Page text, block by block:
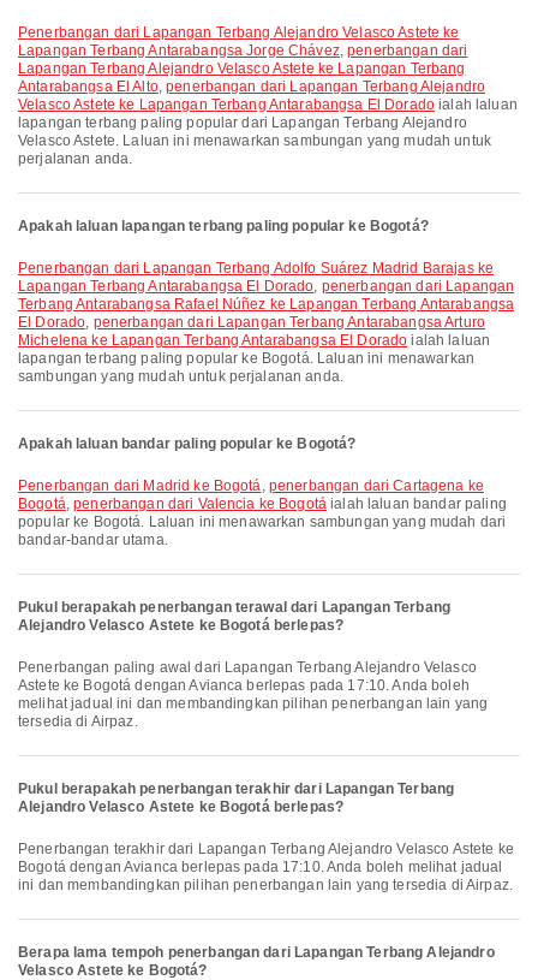
penerbangan dari Lapangan Terbang Alejandro Velasco Astete ke
Lapangan Terbang Antarabangsa Jorge Chávez,penerbangan dari
Lapangan Terbang Alejandro Velasco Astete ke Lapangan Terbang
Antarabangsa El Alto,penerbangan dari Lapangan Terbang Alejandro
Velasco Astete ke Lapangan Terbang Antarabangsa El Doradoialah laluan
lapangan terbang paling popular dari Lapangan Terbang Alejandro
Velasco Astete. Laluan ini menawarkan sambungan yang mudah untuk
perjalanan anda.
Apakah laluan lapangan terbang paling popular ke Bogotá?
penerbangan dari Lapangan Terbang Adolfo Suárez Madrid Barajas ke
Lapangan Terbang Antarabangsa El Dorado, penerbangan dari Lapangan
Terbang Antarabangsa Rafael Núñez ke Lapangan Terbang Antarabangsa
El Dorado, penerbangan dari Lapangan Terbang Antarabangsa Arturo
Michelena ke Lapangan Terbang Antarabangsa El Dorado ialah laluan
lapangan terbang paling popular ke Bogotá. Laluan ini menawarkan
sambungan yang mudah untuk perjalanan anda.
Apakah laluan bandar paling popular ke Bogotá?
penerbangan dari Madrid ke Bogotá, penerbangan dari Cartagena ke
Bogotá,penerbangan dari Valencia ke Bogotá ialah laluan bandar paling
popular ke Bogotá. Laluan ini menawarkan sambungan yang mudah dari
bandar-bandar utama.
Pukul berapakah penerbangan terawal dari Lapangan Terbang
Alejandro Velasco Astete ke Bogotá berlepas?
Penerbangan paling awal dari Lapangan Terbang Alejandro Velasco
Astete ke Bogotá dengan Avianca berlepas pada 17:10. Anda boleh
melihat jadual ini dan membandingkan pilihan penerbangan lain yang
tersedia di Airpaz.
Pukul berapakah penerbangan terakhir dari Lapangan Terbang
Alejandro Velasco Astete ke Bogotá berlepas?
Penerbangan terakhir dari Lapangan Terbang Alejandro Velasco Astete ke
Bogotá dengan Avianca berlepas pada 17:10. Anda boleh melihat jadual
ini dan membandingkan pilihan penerbangan lain yang tersedia di Airpaz.
Berapa lama tempoh penerbangan dari Lapangan Terbang Alejandro
Velasco Astete ke Bogotá?